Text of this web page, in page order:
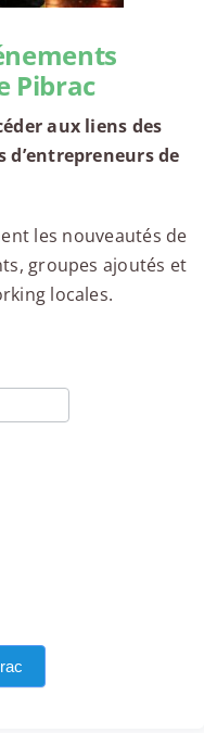
Pibrac
aux liens des
d’entrepreneurs de
les nouveautés de
groupes ajoutés et
locales.